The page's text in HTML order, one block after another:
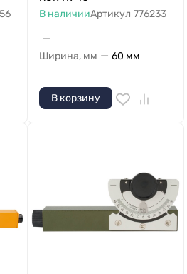
В наличииАртикул 776233
—
Ширина, мм — 60 мм
В корзину